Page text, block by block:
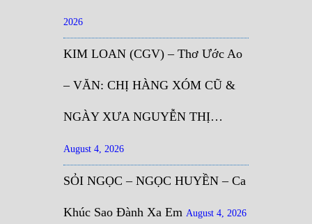
2026
KIM LOAN (CGV) – Thơ Ước Ao
– VĂN: CHỊ HÀNG XÓM CŨ &
NGÀY XƯA NGUYỄN THỊ…
August 4, 2026
SỎI NGỌC – NGỌC HUYỀN – Ca
Khúc Sao Đành Xa Em August 4, 2026